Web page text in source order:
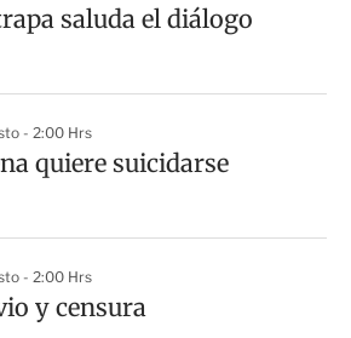
saluda el diálogo
- 2:00 Hrs
quiere suicidarse
- 2:00 Hrs
y censura